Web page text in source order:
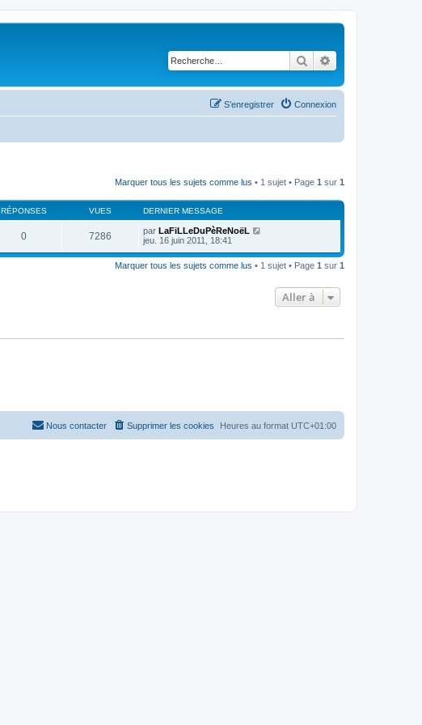
Rechercher
Connexion
S’enregistrer
Marquer tous les sujets comme lus • 1 sujet • Page 1 sur 1
RÉPONSES VUES DERNIER MESSAGE
0 7286 par LaFiLLeDuPèReNoëL
jeu. 16 juin 2011, 18:41
Marquer tous les sujets comme lus • 1 sujet • Page 1 sur 1
Aller à
Heures au format UTC+01:00
Supprimer les cookies
Nous contacter